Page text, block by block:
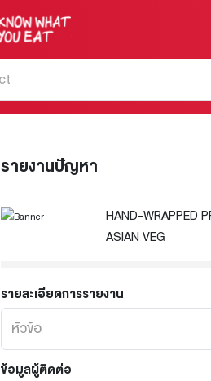
รายงานปัญหา
HAND-WRAPPED
ASIAN VEG
รายละเอียดการรายงาน
ข้อมูลผู้ติดต่อ